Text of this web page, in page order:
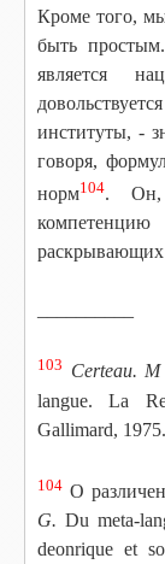
Кроме того,
быть
является
институты, -
говоря,
норм104. Он,
103 Certeau.
langue. La
Gallimard, 1975.
104 О
G. Du meta-
deonrique et